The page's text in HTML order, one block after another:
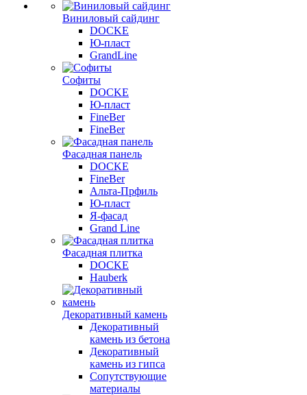
Виниловый сайдинг
DOCKE
Ю-пласт
GrandLine
Софиты
DOCKE
Ю-пласт
FineBer
FineBer
Фасадная панель
DOCKE
FineBer
Альта-Прфиль
Ю-пласт
Я-фасад
Grand Line
Фасадная плитка
DOCKE
Hauberk
Декоративный камень
Декоративный
камень из бетона
Декоративный
камень из гипса
Сопутствующие
материалы